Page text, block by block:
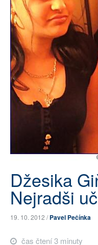
NEJČTENĚJŠÍ ZA 7 DNÍ
AUTOŘI
PŘÍSPĚVKY NA PROVOZ
SOCIÁLNÍ SÍTĚ
RUBRIKY
PLNÁ VERZE STRÁNEK
Džesika
Nejradši
19. 10. 2012 /Pavel Pečínka
čas čtení 3 minuty